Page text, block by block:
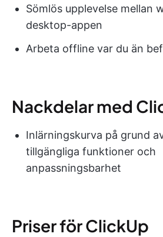
Sömlös upplevelse mellan
desktop-appen
Arbeta offline var du än
Nackdelar med
Inlärningskurva på grund
tillgängliga funktioner och
anpassningsbarhet
Priser för ClickUp